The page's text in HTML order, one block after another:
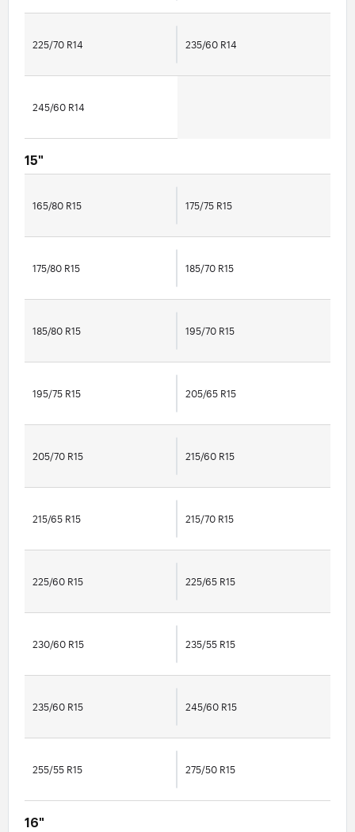
225/70 R14 235/60 R14
245/60 R14
15"
165/80 R15 175/75 R15
175/80 R15 185/70 R15
185/80 R15 195/70 R15
195/75 R15 205/65 R15
205/70 R15 215/60 R15
215/65 R15 215/70 R15
225/60 R15 225/65 R15
230/60 R15 235/55 R15
235/60 R15 245/60 R15
255/55 R15 275/50 R15
16"